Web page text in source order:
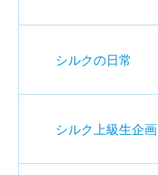
シルクの日常
シルク上級生企画